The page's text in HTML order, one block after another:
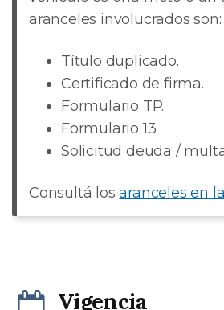
aranceles involucrados son:
Título duplicado.
Certificado de firma.
Formulario TP.
Formulario 13.
Solicitud deuda /
Consultá losaranceles en
Vigencia